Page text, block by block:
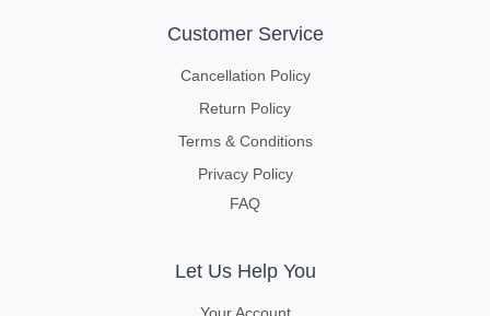
Customer Service
Cancellation Policy
Return Policy
Terms & Conditions
Privacy Policy
FAQ
Let Us Help You